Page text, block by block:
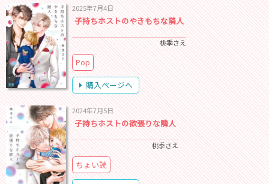
2025年7月4日
子持ちホストのやきもちな隣人
桃季さえ
Pop
購入ページへ
2024年7月5日
子持ちホストの欲張りな隣人
桃季さえ
ちょい読